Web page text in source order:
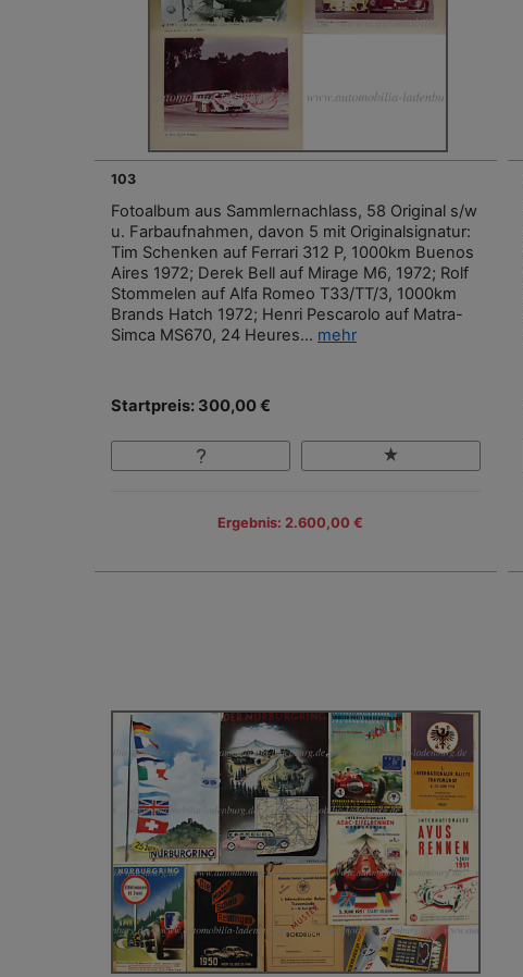
103
Fotoalbum aus Sammlernachlass, 58 Original s/w
u. Farbaufnahmen, davon 5 mit Originalsignatur:
Tim Schenken auf Ferrari 312 P, 1000km Buenos
Aires 1972; Derek Bell auf Mirage M6, 1972; Rolf
Stommelen auf Alfa Romeo T33/TT/3, 1000km
Brands Hatch 1972; Henri Pescarolo auf Matra-
Simca MS670, 24 Heures... mehr
Startpreis: 300,00 €
Ergebnis: 2.600,00 €